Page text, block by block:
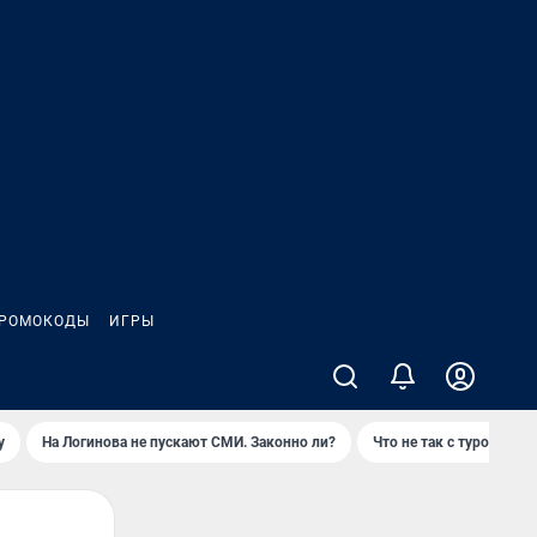
ИГРЫ
На Логинова не пускают СМИ. Законно ли? Что не так с туром на